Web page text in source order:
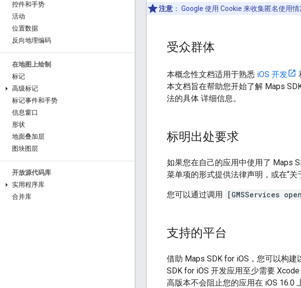
控件和手势
活动
位置数据
反向地理编码
在地图上绘制
标记
高级标记
标记事件和手势
信息窗口
形状
地面叠加层
图块图层
开放源代码库
实用程序库
合并库
注意 ： Google 使用 Cookie 来收集匿名使用
受众群体
本概念性文档适用于熟悉 iOS 开发
本文档旨在帮助您开始了解 Maps
法的具体 详细信息。
标明出处要求
如果您在自己的应用中使用了 Maps
菜单项的形式提供法律声明，或在“关
您可以通过调用 [GMSServices
支持的平台
借助 Maps SDK for iOS，您可以构
SDK for iOS 开发应用至少需要
高版本不会阻止您的应用在 iOS 16.0